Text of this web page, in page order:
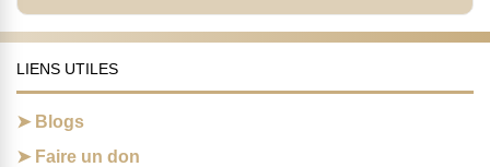
LIENS UTILES
Blogs
Faire un don